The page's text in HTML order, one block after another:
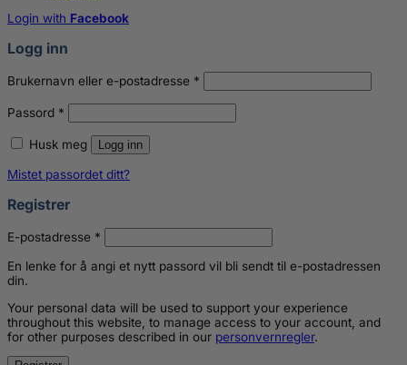
Login with Facebook
Logg inn
Brukernavn eller e-postadresse *
Passord *
Husk meg Logg inn
Mistet passordet ditt?
Registrer
E-postadresse *
En lenke for å angi et nytt passord vil bli sendt til e-postadressen
din.
Your personal data will be used to support your experience
throughout this website, to manage access to your account, and
for other purposes described in our personvernregler.